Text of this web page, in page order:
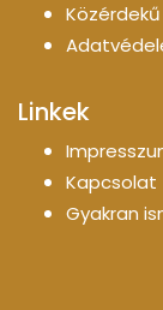
Linkek
Kapcsolat
Gyakran